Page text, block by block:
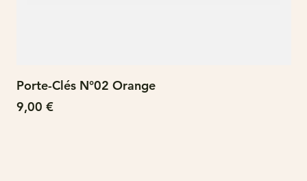
Porte-Clés N°02 Orange
Prix
9,00 €